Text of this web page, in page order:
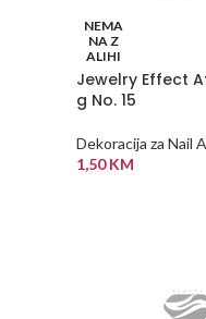
NEMA
NA Z
ALIHI
Jewelry Effect
g No. 15
Dekoracija za Nail
1,50KM